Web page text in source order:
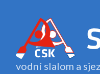
vodní slalom a